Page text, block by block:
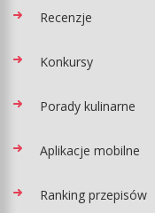
Recenzje
Konkursy
Porady kulinarne
Aplikacje mobilne
Ranking przepisów